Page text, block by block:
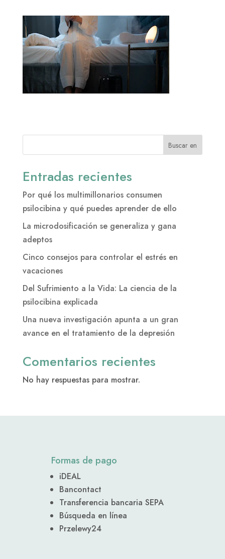
Buscar en
Entradas recientes
Por qué los multimillonarios consumen
psilocibina y qué puedes aprender de ello
La microdosificación se generaliza y gana
adeptos
Cinco consejos para controlar el estrés en
vacaciones
Del Sufrimiento a la Vida: La ciencia de la
psilocibina explicada
Una nueva investigación apunta a un gran
avance en el tratamiento de la depresión
Comentarios recientes
No hay respuestas para mostrar.
Formas de pago
iDEAL
Bancontact
Transferencia bancaria SEPA
Búsqueda en línea
Przelewy24